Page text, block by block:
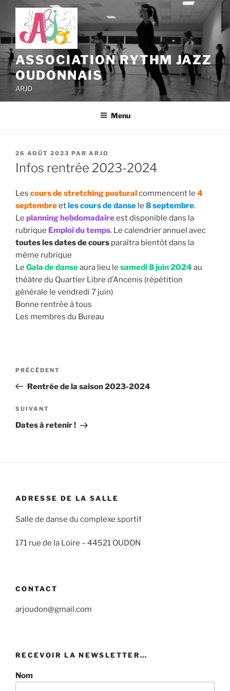
Aller
contenu
principal
ASSOCIATION RYTHM JAZZ
OUDONNAIS
ARJO
Menu
PUBLIÉ
LE
26 AOÛT 2023 PAR ARJO
Infos rentrée 2023-2024
Les cours de stretching posturalcommencent le 4
septembreetles cours de danse le 8 septembre.
Le planning hebdomadaireest disponible dans la
rubrique Emploi du temps. Le calendrier annuel avec
toutes les dates de cours paraîtra bientôt dans la
même rubrique
Le Gala de danseaura lieu le samedi 8 juin 2024au
théâtre du Quartier Libre d’Ancenis (répétition
générale le vendredi 7 juin)
Bonne rentrée à tous
Les membres du Bureau
Navigation
l’article
Article
précédent
PRÉCÉDENT
Rentrée de la saison 2023-2024
Article
suivant
SUIVANT
Dates à retenir !
ADRESSE DE LA SALLE
Salle de danse du complexe sportif
171 rue de la Loire –44521 OUDON
CONTACT
arjoudon@gmail.com
RECEVOIR LA NEWSLETTER…
Nom